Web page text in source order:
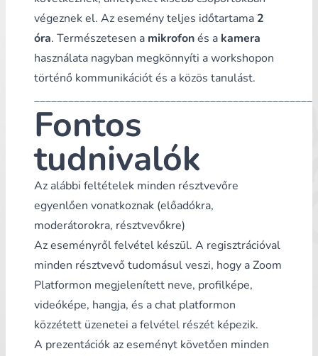
végeznek el. Az esemény teljes időtartama 2
óra. Természetesen a mikrofonés a kamera
használata nagyban megkönnyíti a workshopon
történő kommunikációt és a közös tanulást.
Fontos
tudnivalók
Az alábbi feltételek minden résztvevőre
egyenlően vonatkoznak (előadókra,
moderátorokra, résztvevőkre)
Az eseményről felvétel készül. A regisztrációval
minden résztvevő tudomásul veszi, hogy a Zoom
Platformon megjelenített neve, profilképe,
videóképe, hangja, és a chat platformon
közzétett üzenetei a felvétel részét képezik.
A prezentációk az eseményt követően minden